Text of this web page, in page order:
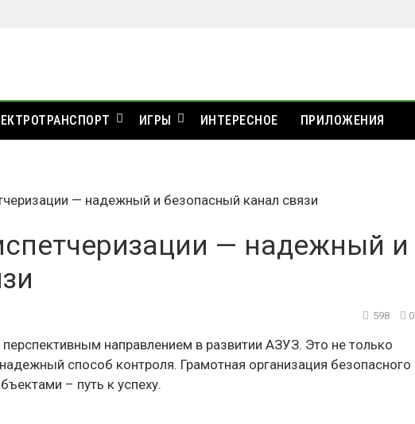
ИГРЫ ИНТЕРЕСНОЕ ПРИЛОЖЕНИЯ
— надежный и безопасный канал связи
— надежный и
598 0
направлением в развитии АЗУЗ. Это не только
способ контроля. Грамотная организация безопасного
– путь к успеху.